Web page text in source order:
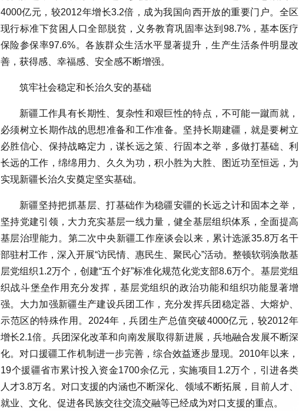
4000亿元，较2012年增长3.2倍，成为我国向西开放的重要门户。全区
现行标准下贫困人口全部脱贫，义务教育巩固率达到98.7%，基本医疗
保险参保率97.6%。各族群众生活水平显著提升，生产生活条件明显改
善，获得感、幸福感、安全感不断增强。
筑牢社会稳定和长治久安的基础
新疆工作具有长期性、复杂性和艰巨性的特点，不可能一蹴而就，
必须树立长期作战的思想准备和工作准备。坚持长期建疆，就是要树立
必胜信心、保持战略定力，谋长远之策、行固本之举，多做打基础、利
长远的工作，绵绵用力、久久为功，积小胜为大胜、图近功至恒远，为
实现新疆长治久安奠定坚实基础。
新疆坚持把抓基层、打基础作为稳疆安疆的长远之计和固本之举，
坚持党建引领，大力充实基层一线力量，健全基层组织体系，全面提高
基层治理能力。第二次中央新疆工作座谈会以来，累计选派35.8万名干
部驻村工作，深入开展“访民情、惠民生、聚民心”活动。整顿软弱涣散基
层党组织1.2万个，创建“五个好”标准化规范化党支部8.6万个。基层党组
织战斗堡垒作用充分发挥，基层党组织的政治功能和组织功能显著增
强。大力加强新疆生产建设兵团工作，充分发挥兵团稳定器、大熔炉、
示范区的特殊作用。2024年，兵团生产总值突破4000亿元，较2012年
增长2.1倍。兵团深化改革和向南发展取得新进展，兵地融合发展不断深
化。对口援疆工作机制进一步完善，综合效益逐步显现。2010年以来，
19个援疆省市累计投入资金1700余亿元，实施项目1.2万个，引进各类
人才3.8万名。对口支援的内涵也不断深化、领域不断拓展，目前人才、
就业、文化、促进各民族交往交流交融等已经成为对口支援的重点。